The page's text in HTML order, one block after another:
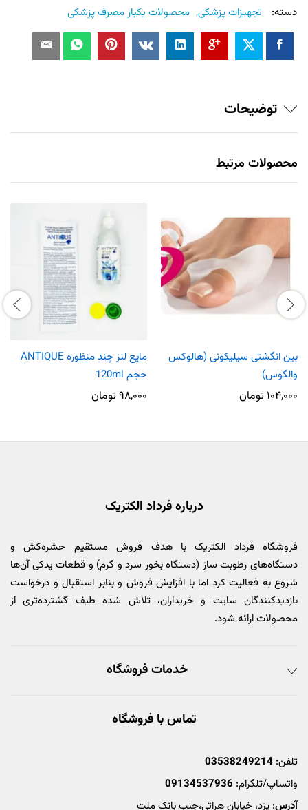
دسته:
تجهیزات پزشکی, محصولات یکبار مصرف پزشکی
توضیحات
محصولات مرتبط
بین انگشتی سیلیکونی (هالوکس
والگوس)
۱۰۴,۰۰۰ تومان
مایع لنز چند منظوره ANTIQUE
حجم 120ml
۹۸,۰۰۰تومان
درباره فرداد الکتریک
فروشگاه فرداد الکتریک با هدف فروش مستقیم حشره‌کش و
دستگاه‌های رطوبت ساز (دستگاه بخور سرد و گرم) و قطعات یدکی آن‌ها
شروع به فعالیت کرد اما با افزایش فروش و بنابر استقبال و درخواست
بازدیدکنندگان سایت و خریداران، تلاش شده طیف گشترده‌تری از
محصولات ارائه شود.
خدمات فروشگاه
تماس با فروشگاه
تلفن: 03538249214
واتساپ/تلگرام: 09134537936
آدرس: یزد، خیابان هراتی،جنب بانک ملت